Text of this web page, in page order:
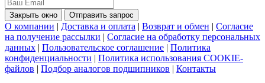
Закрыть окно Отправить запрос
О компании | Доставка и оплата | Возврат и обмен | Согласие
на получение рассылки | Согласие на обработку персональных
данных | Пользовательское соглашение | Политика
конфиденциальности | Политика использования COOKIE-
файлов | Подбор аналогов подшипников | Контакты